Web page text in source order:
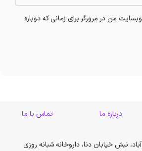
من در مرورگر برای زمانی که دوباره
درباره ما تماس با ما
نبش خیابان دنا، داروخانه شبانه روزی